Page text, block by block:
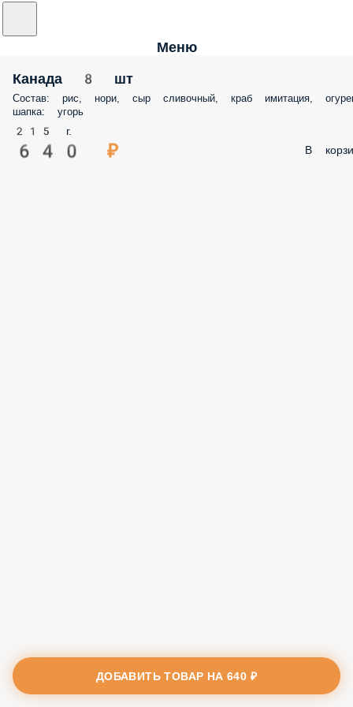
Меню
Канада 8 шт
Состав: рис, нори, сыр сливочный, краб имитация,
шапка: угорь
215 г.
640 ₽ В
ДОБАВИТЬ ТОВАР НА640 ₽